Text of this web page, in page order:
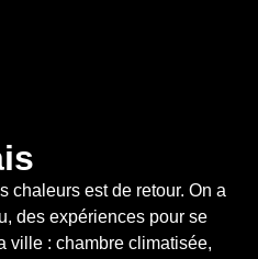
chaleurs est de retour. On a
des expériences pour se
ville : chambre climatisée,